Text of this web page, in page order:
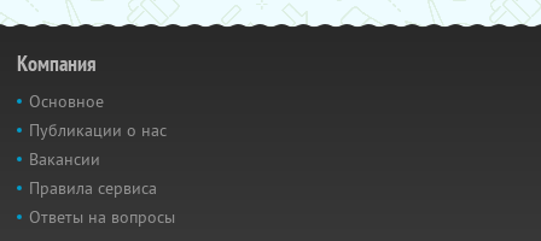
Компания
Основное
Публикации о нас
Вакансии
Правила сервиса
Ответы на вопросы